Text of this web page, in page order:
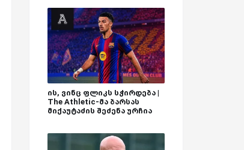
ის, ვინც ფლიკს სჭირდება |
The Athletic-მა ბარსას
მიქაუტაძის შეძენა ურჩია